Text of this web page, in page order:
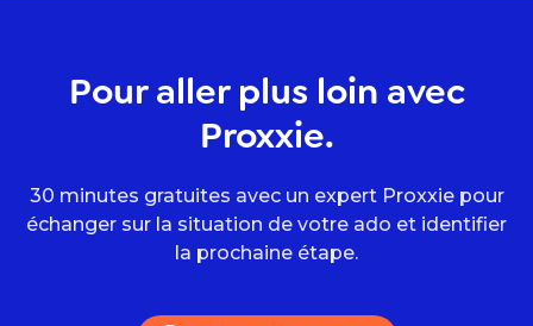
Pour aller plus loin avec
Proxxie.
30 minutes gratuites avec un expert Proxxie pour
échanger sur la situation de votre ado et identifier
la prochaine étape.